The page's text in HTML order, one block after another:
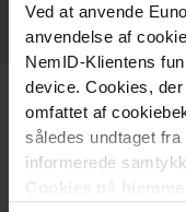
Ved at anvende
anvendelse af
NemID-Klientens
device. Cookies,
omfattet af
således undtaget
informerede